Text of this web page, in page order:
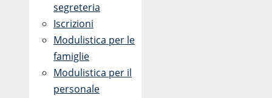
segreteria
Iscrizioni
Modulistica per le
famiglie
Modulistica per il
personale